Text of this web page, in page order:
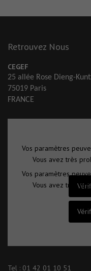
Retrouvez Nous
CEGEF
25 allée Rose Dieng-
75019 Paris
FRANCE
Vos paramètres
Vous avez très
Vos paramètres
Vous avez très
Tel : 01 42 01 10 51